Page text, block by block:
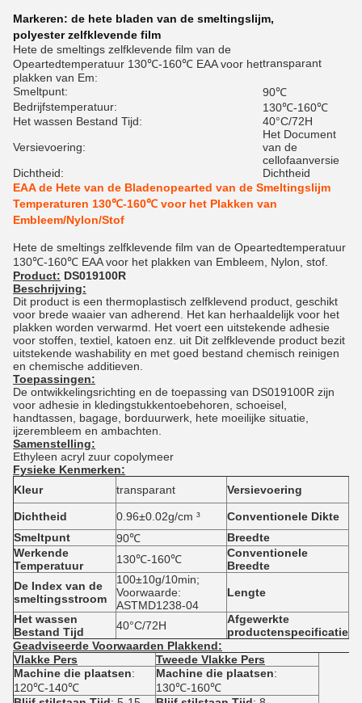
Markeren: de hete bladen van de smeltingslijm,
polyester zelfklevende film
Hete de smeltings zelfklevende film van de
Opeartedtemperatuur 130℃-160℃ EAA voor het
plakken van Em:
transparant
Smeltpunt:
90℃
Bedrijfstemperatuur:
130℃-160℃
Het wassen Bestand Tijd:
40°C/72H
Versievoering:
Het Document
van de
cellofaanversie
Dichtheid:
Dichtheid
EAA de Hete van de Bladenopearted van de Smeltingslijm
Temperaturen 130℃-160℃ voor het Plakken van
Embleem/Nylon/Stof
Hete de smeltings zelfklevende film van de Opeartedtemperatuur
130℃-160℃ EAA voor het plakken van Embleem, Nylon, stof.
Product: DS019100R
Beschrijving:
Dit product is een thermoplastisch zelfklevend product, geschikt
voor brede waaier van adherend. Het kan herhaaldelijk voor het
plakken worden verwarmd. Het voert een uitstekende adhesie
voor stoffen, textiel, katoen enz. uit Dit zelfklevende product bezit
uitstekende washability en met goed bestand chemisch reinigen
en chemische additieven.
Toepassingen:
De ontwikkelingsrichting en de toepassing van DS019100R zijn
voor adhesie in kledingstukkentoebehoren, schoeisel,
handtassen, bagage, borduurwerk, hete moeilijke situatie,
ijzerembleem en ambachten.
Samenstelling:
Ethyleen acryl zuur copolymeer
Fysieke Kenmerken:
Kleur
transparant Versievoering
Dichtheid
0.96±0.02g/cm ³ Conventionele Dikte
Smeltpunt
90℃ Breedte
Werkende
Temperatuur
130℃-160℃
Conventionele
Breedte
De Index van de
smeltingsstroom
100±10g/10min;
Voorwaarde:
ASTMD1238-04
Lengte
Het wassen
Bestand Tijd
40°C/72H
Afgewerkte
productenspecificatie
Geadviseerde Voorwaarden Plakkend:
Vlakke Pers
Tweede Vlakke Pers
Machine die plaatsen:
120℃-140℃
Machine die plaatsen:
130℃-160℃